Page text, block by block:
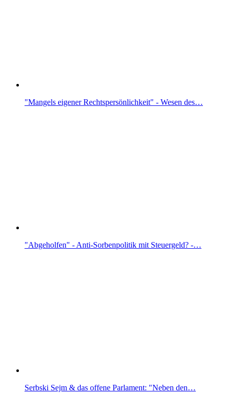
"Mangels eigener Rechtspersönlichkeit" - Wesen des…
"Abgeholfen" - Anti-Sorbenpolitik mit Steuergeld? -…
Serbski Sejm & das offene Parlament: "Neben den…